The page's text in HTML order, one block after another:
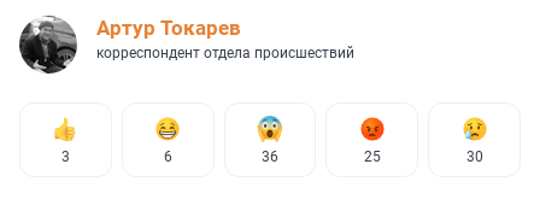
Артур Токарев
корреспондент отдела происшествий
3 6 36 25 30